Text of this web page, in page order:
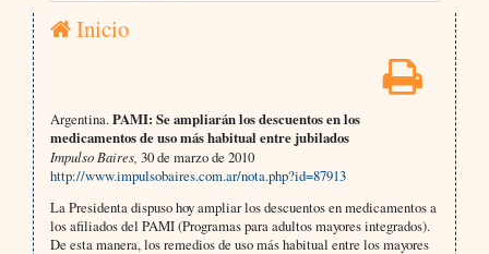
Inicio
Argentina.PAMI: Se ampliarán los descuentos en los
medicamentos de uso más habitual entre jubilados
Impulso Baires, 30 de marzo de 2010
http://www.impulsobaires.com.ar/nota.php?id=87913
La Presidenta dispuso hoy ampliar los descuentos en medicamentos a
los afiliados del PAMI (Programas para adultos mayores integrados).
De esta manera, los remedios de uso más habitual entre los mayores